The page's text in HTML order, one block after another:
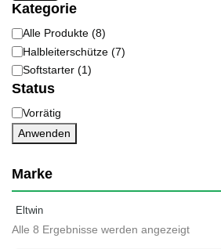
Kategorie
Kategorie
Alle Produkte (8)
Halbleiterschütze (7)
Softstarter (1)
Status
Status
Vorrätig
Anwenden
Marke
Eltwin
Alle 8 Ergebnisse werden angezeigt